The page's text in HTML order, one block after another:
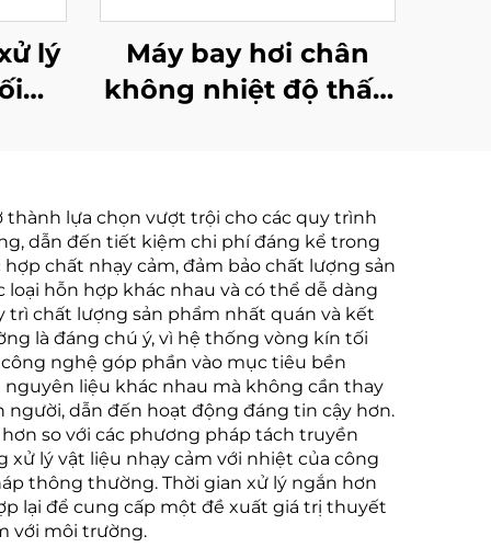
lý
Máy bay hơi chân
không nhiệt độ thấp
độ nước thải
lựa chọn vượt trội cho các quy trình
dẫn đến tiết kiệm chi phí đáng kể trong
chất nhạy cảm, đảm bảo chất lượng sản
hỗn hợp khác nhau và có thể dễ dàng
trì chất lượng sản phẩm nhất quán và kết
là đáng chú ý, vì hệ thống vòng kín tối
nghệ góp phần vào mục tiêu bền
liệu khác nhau mà không cần thay
dẫn đến hoạt động đáng tin cậy hơn.
so với các phương pháp tách truyền
xử lý vật liệu nhạy cảm với nhiệt của công
thông thường. Thời gian xử lý ngắn hơn
lại để cung cấp một đề xuất giá trị thuyết
với môi trường.